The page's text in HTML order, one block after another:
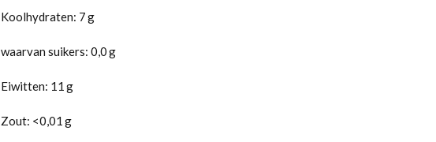
Koolhydraten: 7 g
waarvan suikers: 0,0 g
Eiwitten: 11 g
Zout: <0,01 g